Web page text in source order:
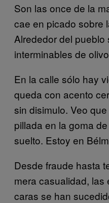
Son las once de la
cae en picado sobre
Alrededor del
interminables de
En la calle sólo hay
queda con acento
sin disimulo. Veo
pillada en la goma
suelto. Estoy en
Desde fraude hasta
mera casualidad, las
caras se han